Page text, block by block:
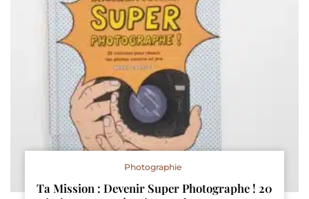
Photographie
Ta Mission : Devenir Super Photographe ! 20